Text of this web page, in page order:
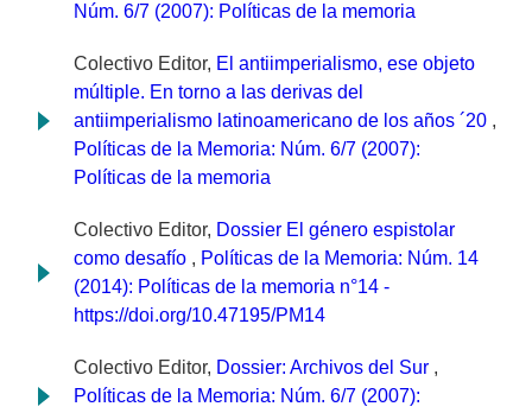
Núm. 6/7 (2007): Políticas de la memoria
Colectivo Editor, El antiimperialismo, ese objeto
múltiple. En torno a las derivas del
antiimperialismo latinoamericano de los años ´20 ,
Políticas de la Memoria: Núm. 6/7 (2007):
Políticas de la memoria
Colectivo Editor, Dossier El género espistolar
como desafío , Políticas de la Memoria: Núm. 14
(2014): Políticas de la memoria n°14 -
https://doi.org/10.47195/PM14
Colectivo Editor, Dossier: Archivos del Sur ,
Políticas de la Memoria: Núm. 6/7 (2007):